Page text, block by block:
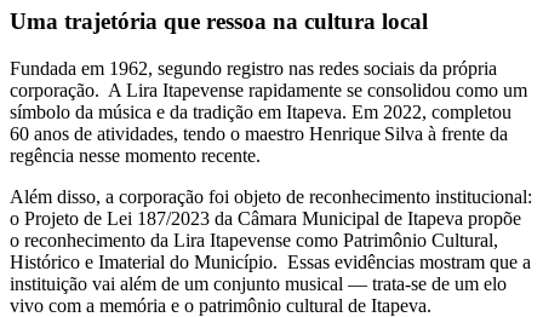
Uma trajetória que ressoa na cultura local
Fundada em 1962, segundo registro nas redes sociais da própria
corporação. A Lira Itapevense rapidamente se consolidou como um
símbolo da música e da tradição em Itapeva. Em 2022, completou
60 anos de atividades, tendo o maestro Henrique Silva à frente da
regência nesse momento recente.
Além disso, a corporação foi objeto de reconhecimento institucional:
o Projeto de Lei 187/2023 da Câmara Municipal de Itapeva propõe
o reconhecimento da Lira Itapevense como Patrimônio Cultural,
Histórico e Imaterial do Município. Essas evidências mostram que a
instituição vai além de um conjunto musical — trata-se de um elo
vivo com a memória e o patrimônio cultural de Itapeva.